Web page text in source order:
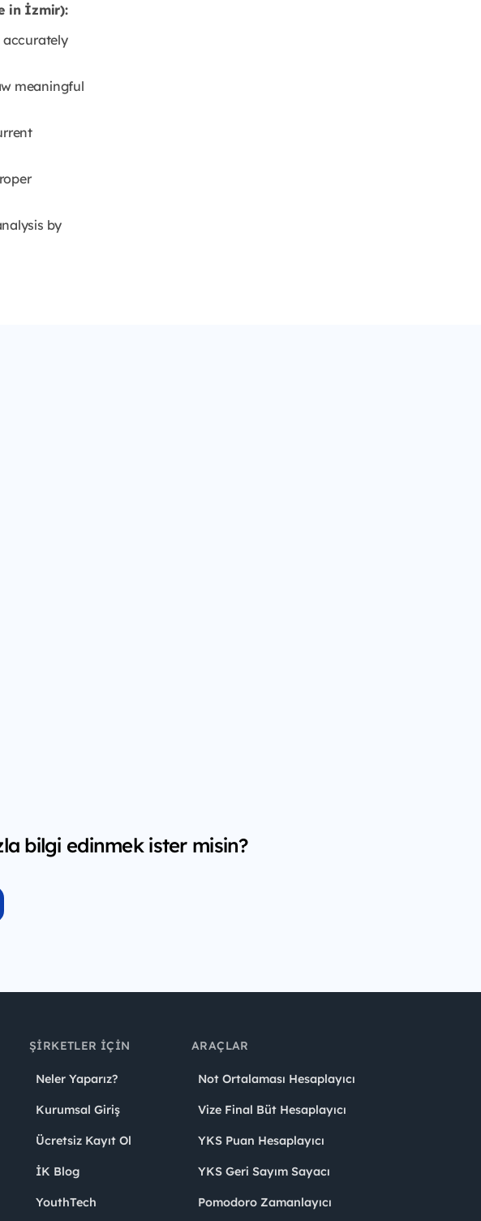
in İzmir):
accurately
meaningful
by
bilgi edinmek ister misin?
ŞIRKETLER İÇIN
Neler Yaparız?
Kurumsal Giriş
Ücretsiz Kayıt Ol
İK Blog
YouthTech
ARAÇLAR
Not Ortalaması Hesaplayıcı
Vize Final Büt Hesaplayıcı
YKS Puan Hesaplayıcı
YKS Geri Sayım Sayacı
Pomodoro Zamanlayıcı